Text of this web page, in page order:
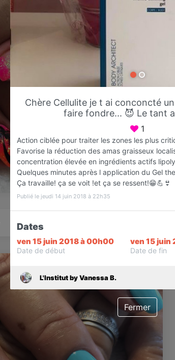
Institut
Fréjus
Favori
Ouvre Mardi
Chère Cellulite je t ai conconcté
faire fondre... 😈 Le tant
1
Action ciblée pour traiter les zones les plus
Favorise la réduction des amas graisseux
concentration élevée en ingrédients actifs
Quelques minutes après l application du Gel
Ça travaille! ça se voit !et ça se ressent!😁💪👙
Publié le jeudi 14 juin 2018 à 22h35
Dates
ven 15 juin 2018 à 00h00
Date de début
ven 15 juin
Date de fin
L'Institut by Vanessa B.
Fermer